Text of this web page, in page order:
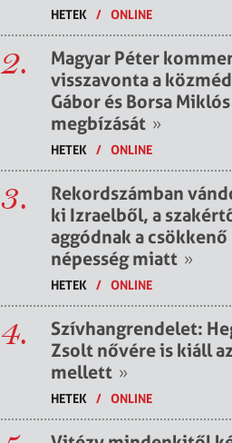
HETEK / ONLINE
2.
Magyar Péter
visszavonta a
Gábor és Borsa Miklós
megbízását »
HETEK / ONLINE
3.
Rekordszámban
ki Izraelből, a
aggódnak a csökkenő
népesség miatt »
HETEK / ONLINE
4.
Szívhangrendelet:
Zsolt nővére is kiáll
mellett »
HETEK / ONLINE